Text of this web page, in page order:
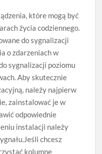
które mogą być
życia codziennego.
do sygnalizacji
o zdarzeniach w
sygnalizacji poziomu
Aby skutecznie
należy najpierw
zainstalować je w
odpowiednie
instalacji należy
chcesz
kolumnę